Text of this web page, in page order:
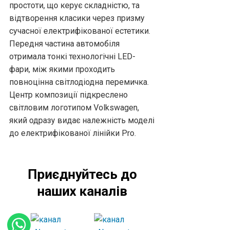
простоти, що керує складністю, та
відтворення класики через призму
сучасної електрифікованої естетики.
Передня частина автомобіля
отримала тонкі технологічні LED-
фари, між якими проходить
повноцінна світлодіодна перемичка.
Центр композиції підкреслено
світловим логотипом Volkswagen,
який одразу видає належність моделі
до електрифікованої лінійки Pro.
Приєднуйтесь до
наших каналів